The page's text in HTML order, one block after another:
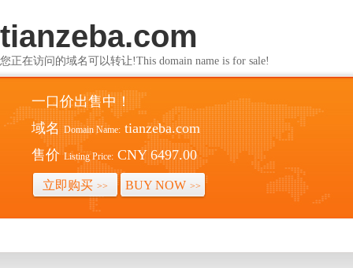
tianzeba.com
您正在访问的域名可以转让!This domain name is for sale!
一口价出售中！
域名 Domain Name: tianzeba.com
售价 Listing Price: CNY 6497.00
立即购买 >> BUY NOW >>